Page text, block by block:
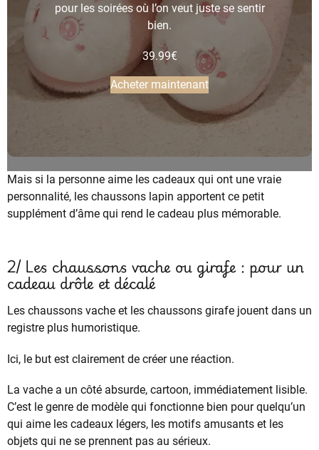
pour les soirées où l’on veut juste se sentir
bien.
39.99€
Acheter maintenant
Mais si la personne aime les cadeaux qui ont une vraie
personnalité, les chaussons lapin apportent ce petit
supplément d’âme qui rend le cadeau plus mémorable.
2/ Les chaussons vache ou girafe : pour un
cadeau drôle et décalé
Les chaussons vache et les chaussons girafe jouent dans un
registre plus humoristique.
Ici, le but est clairement de créer une réaction.
La vache a un côté absurde, cartoon, immédiatement lisible.
C’est le genre de modèle qui fonctionne bien pour quelqu’un
qui aime les cadeaux légers, les motifs amusants et les
objets qui ne se prennent pas au sérieux.